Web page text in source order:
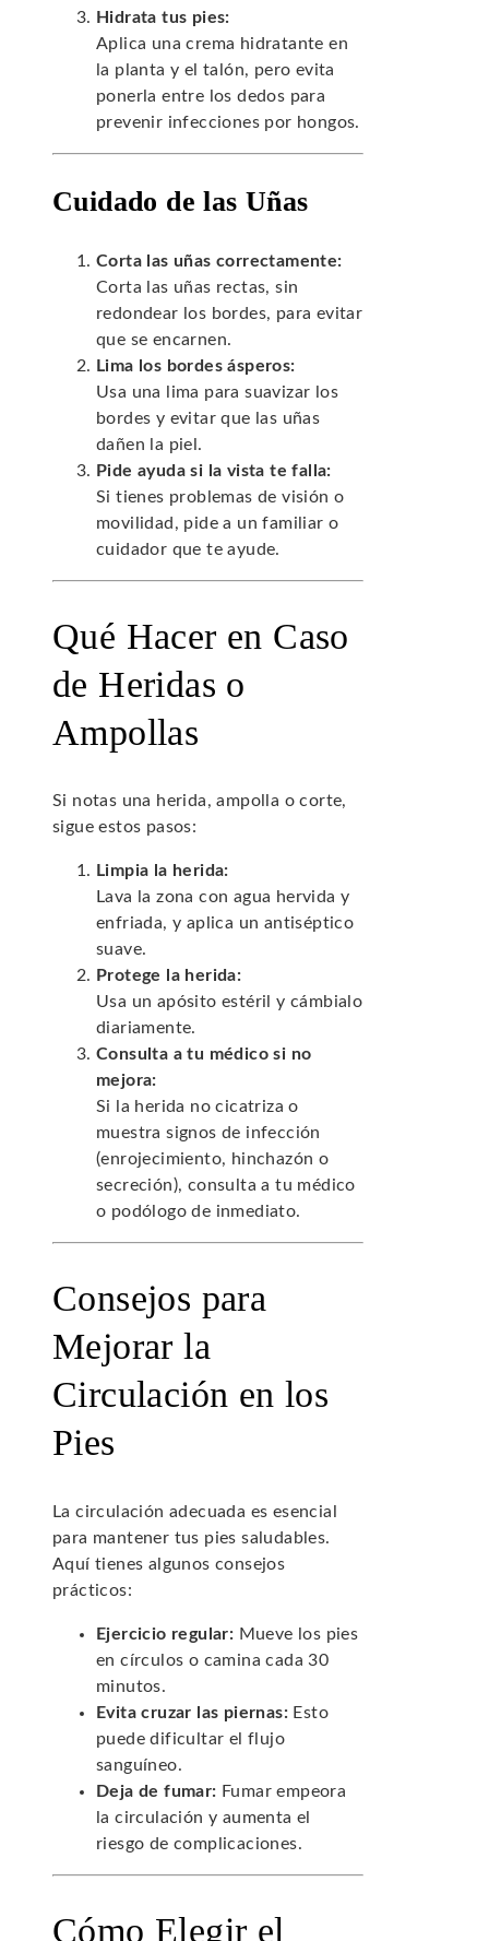
Hidrata tus pies:
Aplica una crema hidratante en
la planta y el talón, pero evita
ponerla entre los dedos para
prevenir infecciones por hongos.
Cuidado de las Uñas
Corta las uñas correctamente:
Corta las uñas rectas, sin
redondear los bordes, para evitar
que se encarnen.
Lima los bordes ásperos:
Usa una lima para suavizar los
bordes y evitar que las uñas
dañen la piel.
Pide ayuda si la vista te falla:
Si tienes problemas de visión o
movilidad, pide a un familiar o
cuidador que te ayude.
Qué Hacer en Caso
de Heridas o
Ampollas
Si notas una herida, ampolla o corte,
sigue estos pasos:
Limpia la herida:
Lava la zona con agua hervida y
enfriada, y aplica un antiséptico
suave.
Protege la herida:
Usa un apósito estéril y cámbialo
diariamente.
Consulta a tu médico si no
mejora:
Si la herida no cicatriza o
muestra signos de infección
(enrojecimiento, hinchazón o
secreción), consulta a tu médico
o podólogo de inmediato.
Consejos para
Mejorar la
Circulación en los
Pies
La circulación adecuada es esencial
para mantener tus pies saludables.
Aquí tienes algunos consejos
prácticos:
Ejercicio regular: Mueve los pies
en círculos o camina cada 30
minutos.
Evita cruzar las piernas: Esto
puede dificultar el flujo
sanguíneo.
Deja de fumar: Fumar empeora
la circulación y aumenta el
riesgo de complicaciones.
Cómo Elegir el